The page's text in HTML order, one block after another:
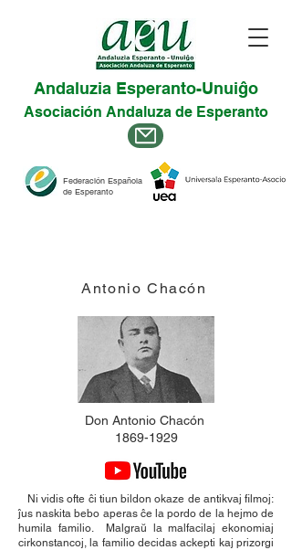
Federación Española
de Esperanto
Andaluzia Esperanto-Unuiĝo
Asociación Andaluza de Esperanto
Antonio Chacón
Don Antonio Chacón
1869-1929
Ni vidis ofte ĉi tiun bildon okaze de antikvaj filmoj:
ĵus naskita bebo aperas ĉe la pordo de la hejmo de
humila familio. Malgraŭ la malfacilaj ekonomiaj
cirkonstancoj, la familio decidas ackepti kaj prizorgi